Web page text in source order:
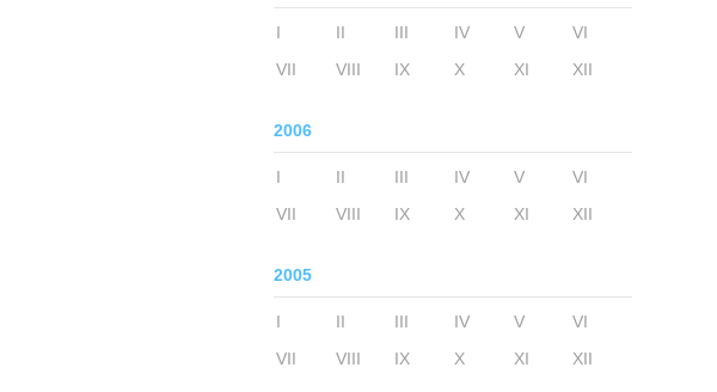
I II III IV V
VI
VII
VIII IX X XI XII
2006
I II III IV V
VI
VII
VIII IX X XI XII
2005
I II III IV V
VI
VII
VIII IX X XI XII